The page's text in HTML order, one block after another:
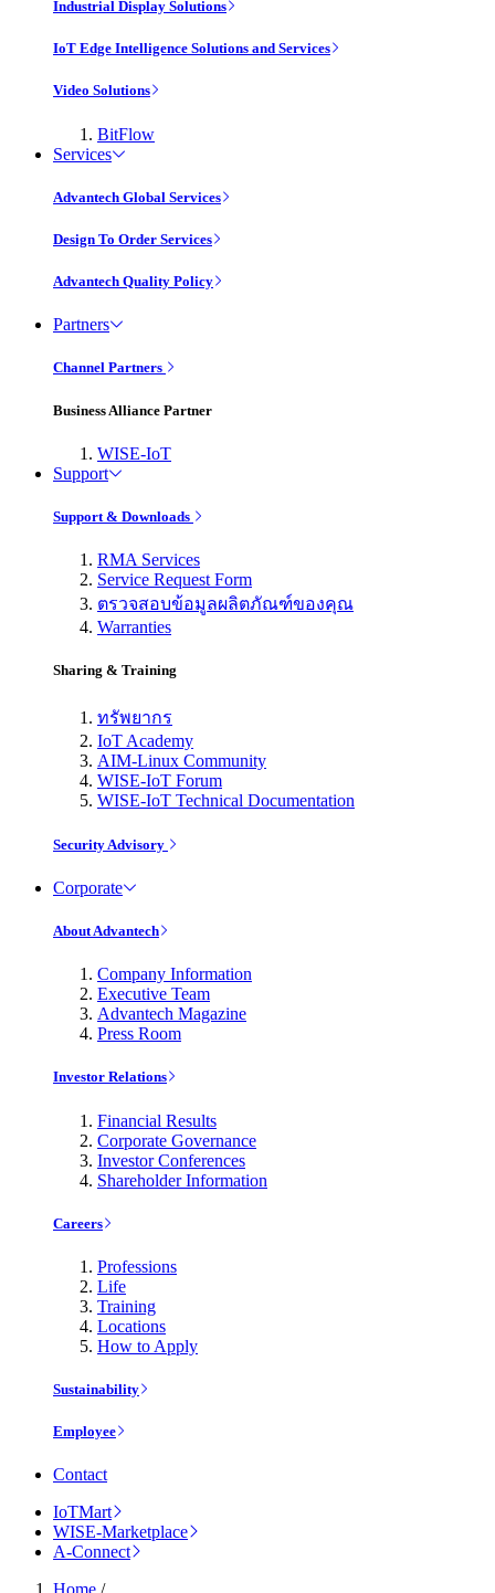
Industrial Display Solutions
IoT Edge Intelligence Solutions and Services
Video Solutions
BitFlow
Services
Advantech Global Services
Design To Order Services
Advantech Quality Policy
Partners
Channel Partners
Business Alliance Partner
WISE-IoT
Support
Support & Downloads
RMA Services
Service Request Form
ตรวจสอบข้อมูลผลิตภัณฑ์ของคุณ
Warranties
Sharing & Training
ทรัพยากร
IoT Academy
AIM-Linux Community
WISE-IoT Forum
WISE-IoT Technical Documentation
Security Advisory
Corporate
About Advantech
Company Information
Executive Team
Advantech Magazine
Press Room
Investor Relations
Financial Results
Corporate Governance
Investor Conferences
Shareholder Information
Careers
Professions
Life
Training
Locations
How to Apply
Sustainability
Employee
Contact
IoTMart
WISE-Marketplace
A-Connect